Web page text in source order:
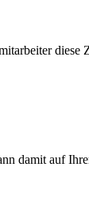
diese
damit auf